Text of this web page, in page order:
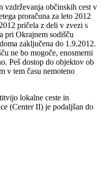
vzdrževanja občinskih cest v
proračuna za leto 2012
pričela z deli v zvezi s
pri Okrajnem sodišču
zaključena do 1.9.2012.
ne bo mogoče, enosmerni
Peš dostop do objektov ob
v tem času nemoteno
lokalne ceste in
(Center II) je podaljšan do